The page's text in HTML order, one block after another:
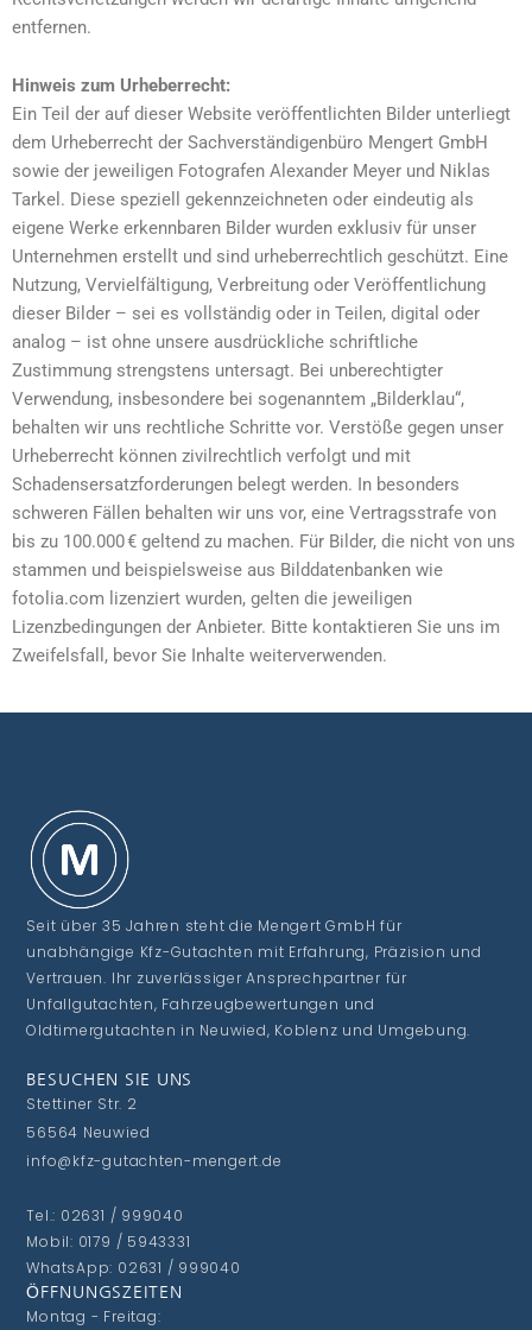
entfernen.
Hinweis zum Urheberrecht:
Ein Teil der auf dieser Website veröffentlichten Bilder unterliegt
dem Urheberrecht der Sachverständigenbüro Mengert GmbH
sowie der jeweiligen Fotografen Alexander Meyer und Niklas
Tarkel. Diese speziell gekennzeichneten oder eindeutig als
eigene Werke erkennbaren Bilder wurden exklusiv für unser
Unternehmen erstellt und sind urheberrechtlich geschützt. Eine
Nutzung, Vervielfältigung, Verbreitung oder Veröffentlichung
dieser Bilder – sei es vollständig oder in Teilen, digital oder
analog – ist ohne unsere ausdrückliche schriftliche
Zustimmung strengstens untersagt. Bei unberechtigter
Verwendung, insbesondere bei sogenanntem „Bilderklau“,
behalten wir uns rechtliche Schritte vor. Verstöße gegen unser
Urheberrecht können zivilrechtlich verfolgt und mit
Schadensersatzforderungen belegt werden. In besonders
schweren Fällen behalten wir uns vor, eine Vertragsstrafe von
bis zu 100.000 € geltend zu machen. Für Bilder, die nicht von uns
stammen und beispielsweise aus Bilddatenbanken wie
fotolia.com lizenziert wurden, gelten die jeweiligen
Lizenzbedingungen der Anbieter. Bitte kontaktieren Sie uns im
Zweifelsfall, bevor Sie Inhalte weiterverwenden.
Seit über 35 Jahren steht die Mengert GmbH für
unabhängige Kfz-Gutachten mit Erfahrung, Präzision und
Vertrauen. Ihr zuverlässiger Ansprechpartner für
Unfallgutachten, Fahrzeugbewertungen und
Oldtimergutachten in Neuwied, Koblenz und Umgebung.
BESUCHEN SIE UNS
Stettiner Str. 2
56564 Neuwied
info@kfz-gutachten-mengert.de
Tel.: 02631 / 999040
Mobil: 0179 / 5943331
WhatsApp: 02631 / 999040
ÖFFNUNGSZEITEN
Montag - Freitag: